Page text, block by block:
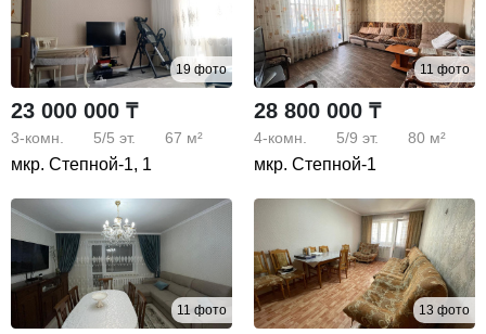
Реальному покупателю – приятная скидка!
Не упустите шанс приобрести по-настоящему уютную и
Звоните прямо сейчас!
19 фото
23 000 000 ₸
3-комн. 5/5 эт. 67 м²
мкр. Степной-1, 1
11 фото
28 800 000 ₸
4-комн. 5/9 эт. 80 м²
мкр. Степной-1
11 фото 13 фото